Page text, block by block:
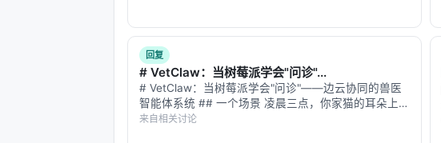
回复
# VetClaw：当树莓派学会"问诊"...
# VetClaw：当树莓派学会"问诊"——边云协同的兽医
智能体系统 ## 一个场景 凌晨三点，你家猫的耳朵上出
现了一块红斑。宠物医院关门了，Google 搜索"猫耳朵
来自相关讨论